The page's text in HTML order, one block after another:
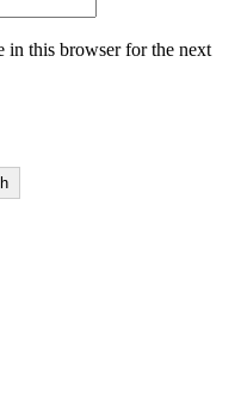
in this browser for the next